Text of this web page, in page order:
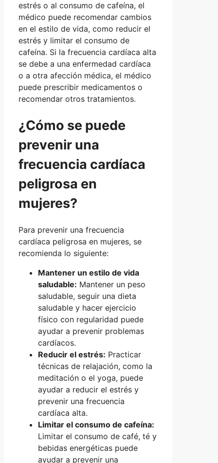
estrés o al consumo de cafeína, el
médico puede recomendar cambios
en el estilo de vida, como reducir el
estrés y limitar el consumo de
cafeína. Si la frecuencia cardíaca alta
se debe a una enfermedad cardíaca
o a otra afección médica, el médico
puede prescribir medicamentos o
recomendar otros tratamientos.
¿Cómo se puede
prevenir una
frecuencia cardíaca
peligrosa en
mujeres?
Para prevenir una frecuencia
cardíaca peligrosa en mujeres, se
recomienda lo siguiente:
Mantener un estilo de vida
saludable: Mantener un peso
saludable, seguir una dieta
saludable y hacer ejercicio
físico con regularidad puede
ayudar a prevenir problemas
cardíacos.
Reducir el estrés: Practicar
técnicas de relajación, como la
meditación o el yoga, puede
ayudar a reducir el estrés y
prevenir una frecuencia
cardíaca alta.
Limitar el consumo de cafeína:
Limitar el consumo de café, té y
bebidas energéticas puede
ayudar a prevenir una